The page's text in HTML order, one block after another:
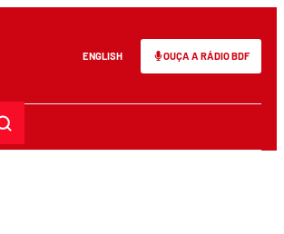
ENGLISH OUÇA A RÁDIO BDF